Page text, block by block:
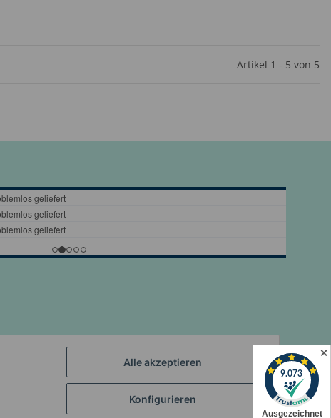
Artikel 1 - 5 von 5
Alle akzeptieren
Konfigurieren
✕